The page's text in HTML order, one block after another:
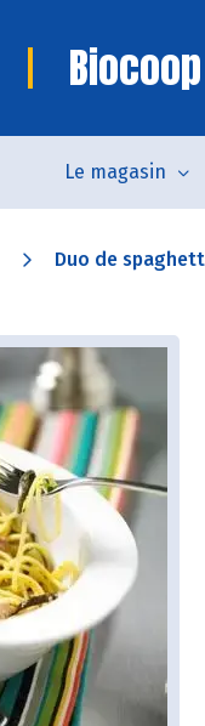
Le magasin
Duo de